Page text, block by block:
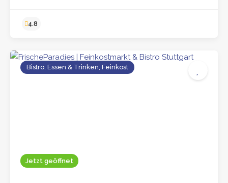
Jetzt geöffnet
Bistro, Essen & Trinken, Feinkost